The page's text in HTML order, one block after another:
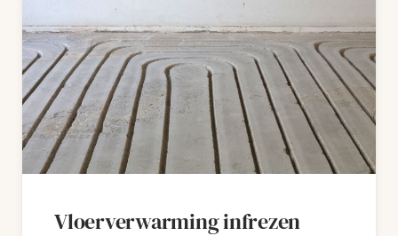
Vloerverwarming infrezen